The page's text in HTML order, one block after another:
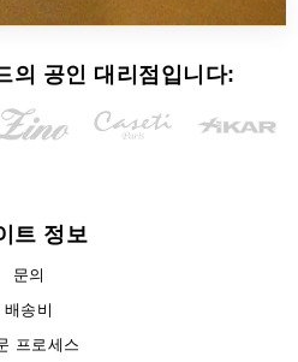
의 공인 대리점입니다:
트 정보
문의
배송비
프로세스